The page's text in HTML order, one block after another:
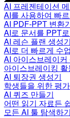
AI 프레젠테이션
AI를 사용하여 빠
AI PDF-PPT 변환
AI로 문서를 PPT
AI 레슨 플랜 생성기
AI로 더 빠르게 수
AI 아이스브레이커
아이스브레이킹
AI 퇴장권 생성기
학생들을 위한 평
AI 퀴즈 만들기
어떤 읽기 자료든
모든 AI 툴 탐색하기